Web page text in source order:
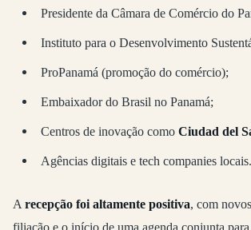
Presidente da Câmara de Comércio do
Instituto para o Desenvolvimento
ProPanamá (promoção do comércio);
Embaixador do Brasil no Panamá;
Centros de inovação como Ciudad del
Agências digitais e tech companies locais.
Arecepção foi altamente positiva, com